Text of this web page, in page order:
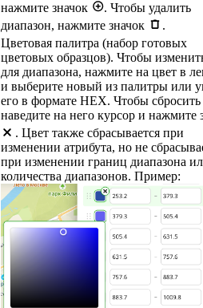
нажмите значок
. Чтобы удалить
диапазон, нажмите значок
.
Цветовая палитра (набор готовых
цветовых образцов). Чтобы
для диапазона, нажмите на цвет в
и выберите новый из палитры или
его в формате HEX. Чтобы сбросить
наведите на него курсор и нажмите
. Цвет также сбрасывается при
изменении атрибута, но не
при изменении границ диапазона
количества диапазонов. Пример: